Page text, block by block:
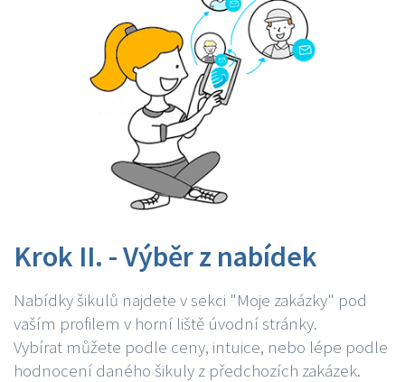
Krok II. - Výběr z nabídek
Nabídky šikulů najdete v sekci "Moje zakázky" pod
vaším profilem v horní liště úvodní stránky.
Vybírat můžete podle ceny, intuice, nebo lépe podle
hodnocení daného šikuly z předchozích zakázek.